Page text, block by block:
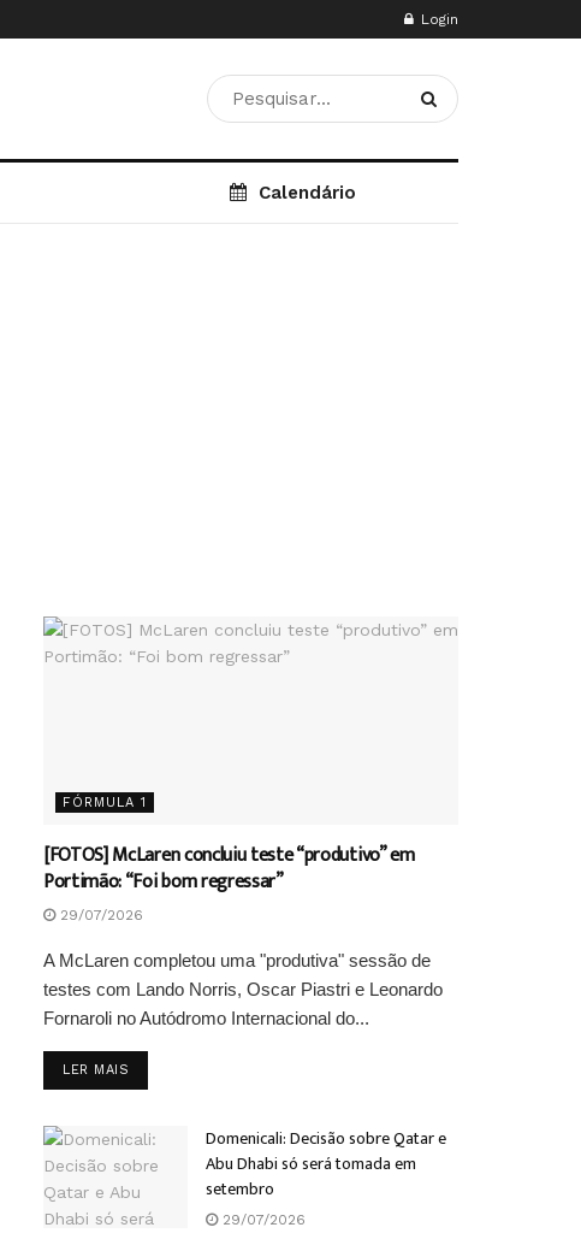
Login
Calendário
FÓRMULA 1
[FOTOS] McLaren concluiu teste “produtivo” em
Portimão: “Foi bom regressar”
29/07/2026
A McLaren completou uma "produtiva" sessão de
testes com Lando Norris, Oscar Piastri e Leonardo
Fornaroli no Autódromo Internacional do...
LER MAIS
Domenicali: Decisão sobre Qatar e
Abu Dhabi só será tomada em
setembro
29/07/2026